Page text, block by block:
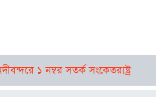
সতর্ক সংকেতরাষ্ট্রপতি